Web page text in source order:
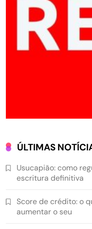
ÚLTIMAS
Usucapião: como
escritura definitiva
Score de crédito: o
aumentar o seu